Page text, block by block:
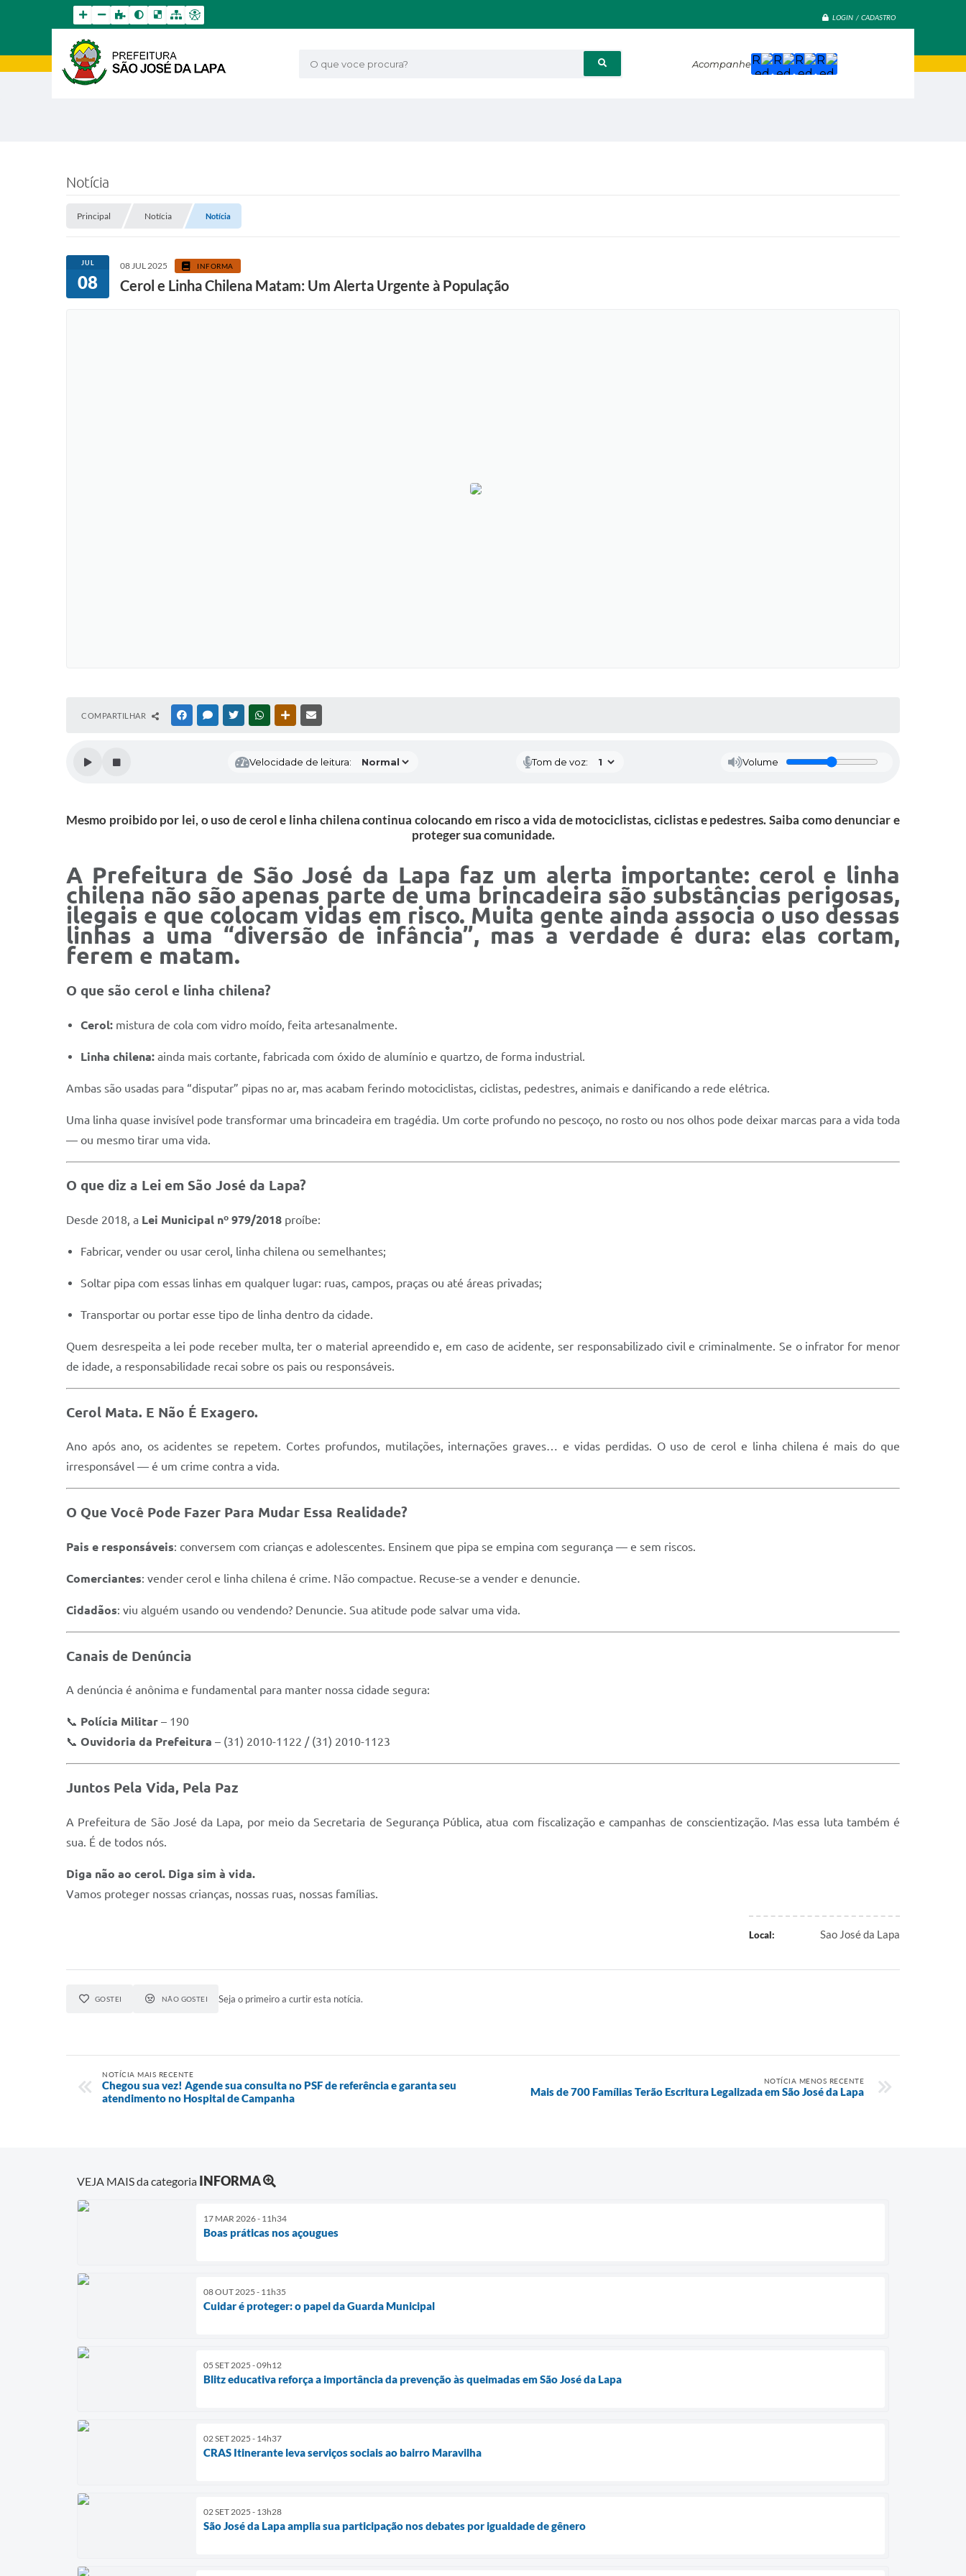
LOGIN / CADASTRO
O que voce procura? Acompanhe
Notícia
Principal Notícia Notícia
JUL
08
08 JUL 2025 INFORMA
Cerol e Linha Chilena Matam: Um Alerta Urgente à População
COMPARTILHAR FACEBOOKMESSENGER
TWITTERWHATSAPPOUTRAS MÍDIAS
Velocidade de leitura: Tom de voz: Volume
Mesmo proibido por lei, o uso de cerol e linha chilena continua colocando em risco a vida de motociclistas, ciclistas e pedestres. Saiba como denunciar e
proteger sua comunidade.
A Prefeitura de São José da Lapa faz um alerta importante: cerol e linha
chilena não são apenas parte de uma brincadeira são substâncias perigosas,
ilegais e que colocam vidas em risco. Muita gente ainda associa o uso dessas
linhas a uma “diversão de infância”, mas a verdade é dura: elas cortam,
ferem e matam.
O que são cerol e linha chilena?
Cerol: mistura de cola com vidro moído, feita artesanalmente.
Linha chilena: ainda mais cortante, fabricada com óxido de alumínio e quartzo, de forma industrial.
Ambas são usadas para “disputar” pipas no ar, mas acabam ferindo motociclistas, ciclistas, pedestres, animais e danificando a rede elétrica.
Uma linha quase invisível pode transformar uma brincadeira em tragédia. Um corte profundo no pescoço, no rosto ou nos olhos pode deixar marcas para a vida toda
— ou mesmo tirar uma vida.
O que diz a Lei em São José da Lapa?
Desde 2018, a Lei Municipal nº 979/2018 proíbe:
Fabricar, vender ou usar cerol, linha chilena ou semelhantes;
Soltar pipa com essas linhas em qualquer lugar: ruas, campos, praças ou até áreas privadas;
Transportar ou portar esse tipo de linha dentro da cidade.
Quem desrespeita a lei pode receber multa, ter o material apreendido e, em caso de acidente, ser responsabilizado civil e criminalmente. Se o infrator for menor
de idade, a responsabilidade recai sobre os pais ou responsáveis.
Cerol Mata. E Não É Exagero.
Ano após ano, os acidentes se repetem. Cortes profundos, mutilações, internações graves… e vidas perdidas. O uso de cerol e linha chilena é mais do que
irresponsável — é um crime contra a vida.
O Que Você Pode Fazer Para Mudar Essa Realidade?
Pais e responsáveis: conversem com crianças e adolescentes. Ensinem que pipa se empina com segurança — e sem riscos.
Comerciantes: vender cerol e linha chilena é crime. Não compactue. Recuse-se a vender e denuncie.
Cidadãos: viu alguém usando ou vendendo? Denuncie. Sua atitude pode salvar uma vida.
Canais de Denúncia
A denúncia é anônima e fundamental para manter nossa cidade segura:
📞 Polícia Militar – 190
📞 Ouvidoria da Prefeitura – (31) 2010-1122 / (31) 2010-1123
Juntos Pela Vida, Pela Paz
A Prefeitura de São José da Lapa, por meio da Secretaria de Segurança Pública, atua com fiscalização e campanhas de conscientização. Mas essa luta também é
sua. É de todos nós.
Diga não ao cerol. Diga sim à vida.
Vamos proteger nossas crianças, nossas ruas, nossas famílias.
Local: Sao José da Lapa
GOSTEI NÃO GOSTEI Seja o primeiro a curtir esta notícia.
NOTÍCIA MAIS RECENTE
Chegou sua vez! Agende sua consulta no PSF de referência e garanta seu
atendimento no Hospital de Campanha
NOTÍCIA MENOS RECENTE
Mais de 700 Famílias Terão Escritura Legalizada em São José da Lapa
VEJA MAIS da categoria INFORMA
17 MAR 2026 - 11h34
Boas práticas nos açougues
08 OUT 2025 - 11h35
Cuidar é proteger: o papel da Guarda Municipal
05 SET 2025 - 09h12
Blitz educativa reforça a importância da prevenção às queimadas em São José da Lapa
02 SET 2025 - 14h37
CRAS Itinerante leva serviços sociais ao bairro Maravilha
02 SET 2025 - 13h28
São José da Lapa amplia sua participação nos debates por igualdade de gênero